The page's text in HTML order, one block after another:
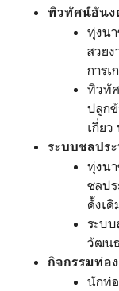
ทิวทัศน์อันง
ทุ่งน
สวย
การเ
ทิวทั
ปลูก
เกี่ยว
ระบบชลปร
ทุ่งน
ชลป
ดั้งเ
ระบ
วัฒนธ
กิจกรรมท่อ
นักท่